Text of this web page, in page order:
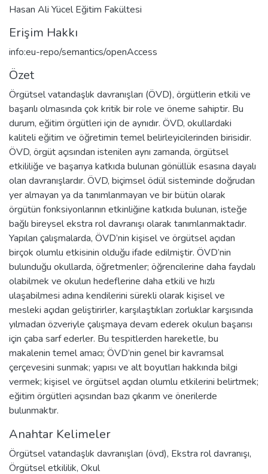
Hasan Ali Yücel Eğitim Fakültesi
Erişim Hakkı
info:eu-repo/semantics/openAccess
Özet
Örgütsel vatandaşlık davranışları (ÖVD), örgütlerin etkili ve
başarılı olmasında çok kritik bir role ve öneme sahiptir. Bu
durum, eğitim örgütleri için de aynıdır. ÖVD, okullardaki
kaliteli eğitim ve öğretimin temel belirleyicilerinden birisidir.
ÖVD, örgüt açısından istenilen aynı zamanda, örgütsel
etkililiğe ve başarıya katkıda bulunan gönüllük esasına dayalı
olan davranışlardır. ÖVD, biçimsel ödül sisteminde doğrudan
yer almayan ya da tanımlanmayan ve bir bütün olarak
örgütün fonksiyonlarının etkinliğine katkıda bulunan, isteğe
bağlı bireysel ekstra rol davranışı olarak tanımlanmaktadır.
Yapılan çalışmalarda, ÖVD’nin kişisel ve örgütsel açıdan
birçok olumlu etkisinin olduğu ifade edilmiştir. ÖVD’nin
bulunduğu okullarda, öğretmenler; öğrencilerine daha faydalı
olabilmek ve okulun hedeflerine daha etkili ve hızlı
ulaşabilmesi adına kendilerini sürekli olarak kişisel ve
mesleki açıdan geliştirirler, karşılaştıkları zorluklar karşısında
yılmadan özveriyle çalışmaya devam ederek okulun başarısı
için çaba sarf ederler. Bu tespitlerden hareketle, bu
makalenin temel amacı; ÖVD’nin genel bir kavramsal
çerçevesini sunmak; yapısı ve alt boyutları hakkında bilgi
vermek; kişisel ve örgütsel açıdan olumlu etkilerini belirtmek;
eğitim örgütleri açısından bazı çıkarım ve önerilerde
bulunmaktır.
Anahtar Kelimeler
Örgütsel vatandaşlık davranışları (övd), Ekstra rol davranışı,
Örgütsel etkililik, Okul